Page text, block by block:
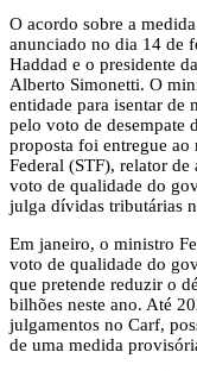
O acordo sobre a
anunciado no dia 14 de
Haddad e o presidente
Alberto Simonetti. O
entidade para isentar de
pelo voto de desempate
proposta foi entregue
Federal (STF), relator
voto de qualidade do
julga dívidas tributárias
Em janeiro, o ministro
voto de qualidade do
que pretende reduzir o
bilhões neste ano. Até
julgamentos no Carf,
de uma medida